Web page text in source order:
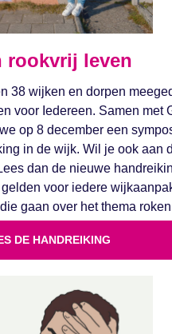
rookvrij leven
38 wijken en dorpen
voor Iedereen. Samen met
op 8 december een
in de wijk. Wil je ook aan
dan de nieuwe
voor iedere
gaan over het thema
DE HANDREIKING